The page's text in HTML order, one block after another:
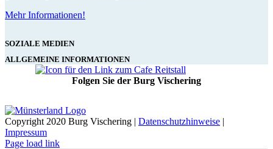
Mehr Informationen!
SOZIALE MEDIEN
ALLGEMEINE INFORMATIONEN
Folgen Sie der Burg Vischering
Copyright 2020 Burg Vischering | Datenschutzhinweise |
Impressum
Page load link